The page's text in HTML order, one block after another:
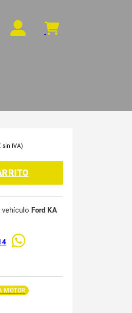
vehículo Ford KA
MOTOR